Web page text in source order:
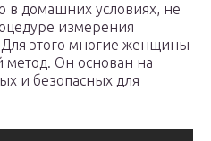
в домашних условиях, не
измерения
этого многие женщины
метод. Он основан на
и безопасных для